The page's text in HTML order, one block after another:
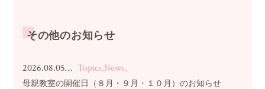
その他のお知らせ
2026.08.05… Topics,News,
母親教室の開催日（８月・９月・１０月）のお知らせ